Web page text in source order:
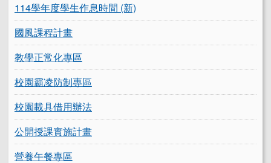
114學年度學生作息時間 (新)
國風課程計畫
教學正常化專區
校園霸凌防制專區
校園載具借用辦法
公開授課實施計畫
營養午餐專區